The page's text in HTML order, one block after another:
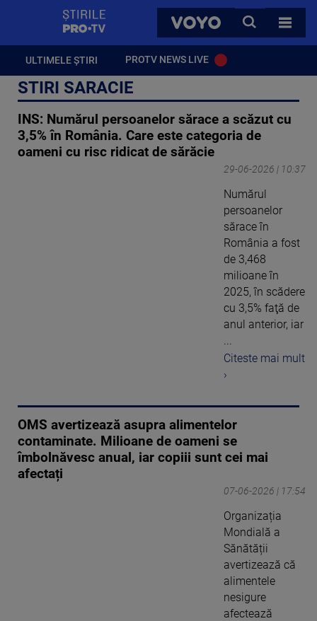
VOYO
CAUTA
TOATE
ULTIMELE ȘTIRI PROTV NEWS LIVE
STIRI SARACIE
INS: Numărul persoanelor sărace a scăzut cu
3,5% în România. Care este categoria de
oameni cu risc ridicat de sărăcie
29-06-2026 | 10:37
Numărul
persoanelor
sărace în
România a fost
de 3,468
milioane în
2025, în scădere
cu 3,5% faţă de
anul anterior, iar
...
Citeste mai mult
›
OMS avertizează asupra alimentelor
contaminate. Milioane de oameni se
îmbolnăvesc anual, iar copiii sunt cei mai
afectați
07-06-2026 | 17:54
Organizația
Mondială a
Sănătății
avertizează că
alimentele
nesigure
afectează